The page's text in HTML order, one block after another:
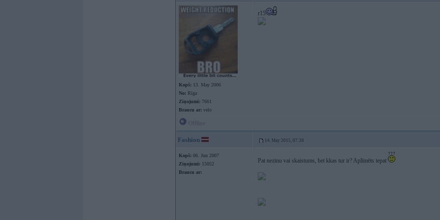
Kopš: 13. May 2006
No: Rīga
Ziņojumi: 7661
Braucu ar: velo
r15
Fashion 14. May 2015, 07:38
Kopš: 06. Jun 2007
Ziņojumi: 15052
Braucu ar:
Pat nezinu vai skaistums, bet kkas tur ir? Aplīmēts tepat